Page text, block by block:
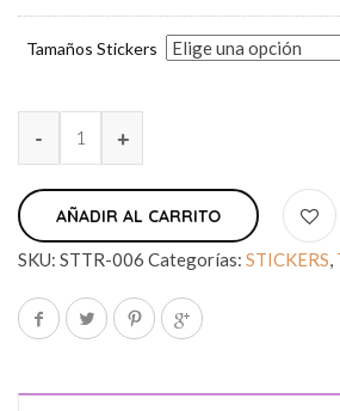
Tamaños Stickers
AÑADIR AL CARRITO
SKU: STTR-006 Categorías: STICKERS,